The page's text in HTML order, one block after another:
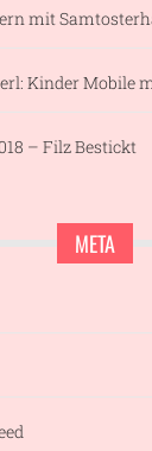
mit
Kinder Mobile
– Filz Bestickt
META